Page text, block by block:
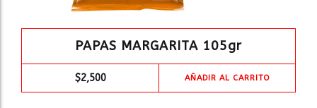
PAPAS MARGARITA 105gr
$2,500 AÑADIR AL CARRITO